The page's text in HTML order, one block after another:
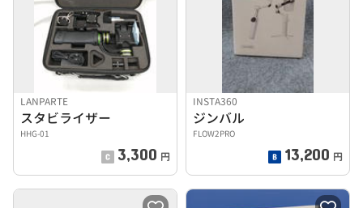
LANPARTE
スタビライザー
HHG-01
3,300 円
INSTA360
ジンバル
FLOW2PRO
13,200 円